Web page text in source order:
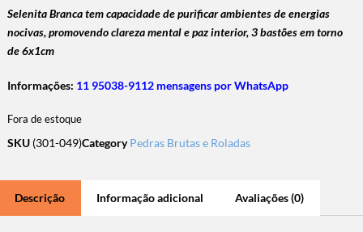
Selenita Branca tem capacidade de purificar ambientes de energias
nocivas, promovendo clareza mental e paz interior, 3 bastões em torno
de 6x1cm
Informações: 11 95038-9112 mensagens por WhatsApp
Fora de estoque
SKU (301-049)Category Pedras Brutas e Roladas
Descrição Informação adicional Avaliações (0)